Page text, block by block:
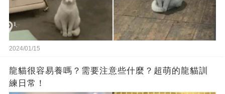
2024/01/15
龍貓很容易養嗎？需要注意些什麼？超萌的龍貓訓
練日常！